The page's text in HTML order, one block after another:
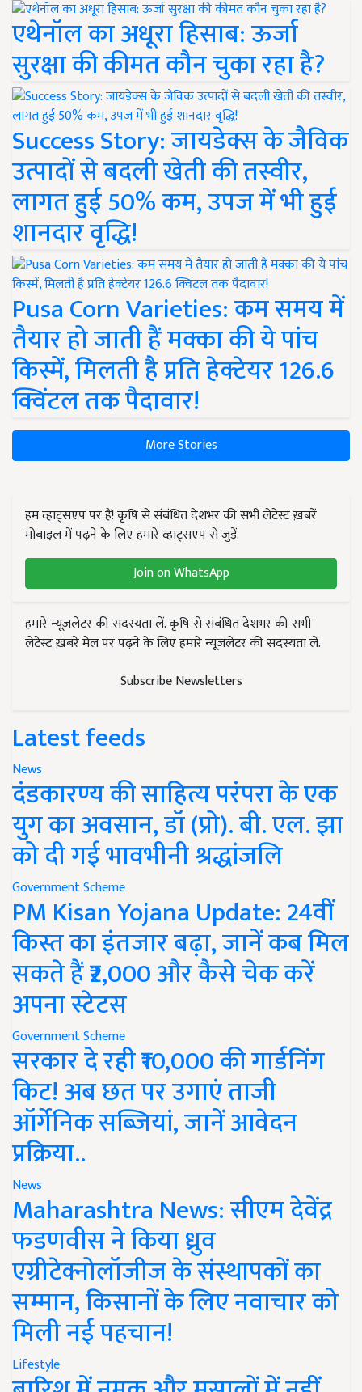
एथेनॉल का अधूरा हिसाब: ऊर्जा
सुरक्षा की कीमत कौन चुका रहा है?
Success Story: जायडेक्स के जैविक
उत्पादों से बदली खेती की तस्वीर,
लागत हुई 50% कम, उपज में भी हुई
शानदार वृद्धि!
Pusa Corn Varieties: कम समय में
तैयार हो जाती हैं मक्का की ये पांच
किस्में, मिलती है प्रति हेक्टेयर 126.6
क्विंटल तक पैदावार!
More Stories
हम व्हाट्सएप पर हैं! कृषि से संबंधित देशभर की सभी लेटेस्ट ख़बरें
मोबाइल में पढ़ने के लिए हमारे व्हाट्सएप से जुड़ें.
Join on WhatsApp
हमारे न्यूज़लेटर की सदस्यता लें. कृषि से संबंधित देशभर की सभी
लेटेस्ट ख़बरें मेल पर पढ़ने के लिए हमारे न्यूज़लेटर की सदस्यता लें.
Subscribe Newsletters
Latest feeds
News
दंडकारण्य की साहित्य परंपरा के एक
युग का अवसान, डॉ (प्रो). बी. एल. झा
को दी गई भावभीनी श्रद्धांजलि
Government Scheme
PM Kisan Yojana Update: 24वीं
किस्त का इंतजार बढ़ा, जानें कब मिल
सकते हैं ₹2,000 और कैसे चेक करें
अपना स्टेटस
Government Scheme
सरकार दे रही ₹10,000 की गार्डनिंग
किट! अब छत पर उगाएं ताजी
ऑर्गेनिक सब्जियां, जानें आवेदन
प्रक्रिया..
News
Maharashtra News: सीएम देवेंद्र
फडणवीस ने किया ध्रुव
एग्रीटेक्नोलॉजीज के संस्थापकों का
सम्मान, किसानों के लिए नवाचार को
मिली नई पहचान!
Lifestyle